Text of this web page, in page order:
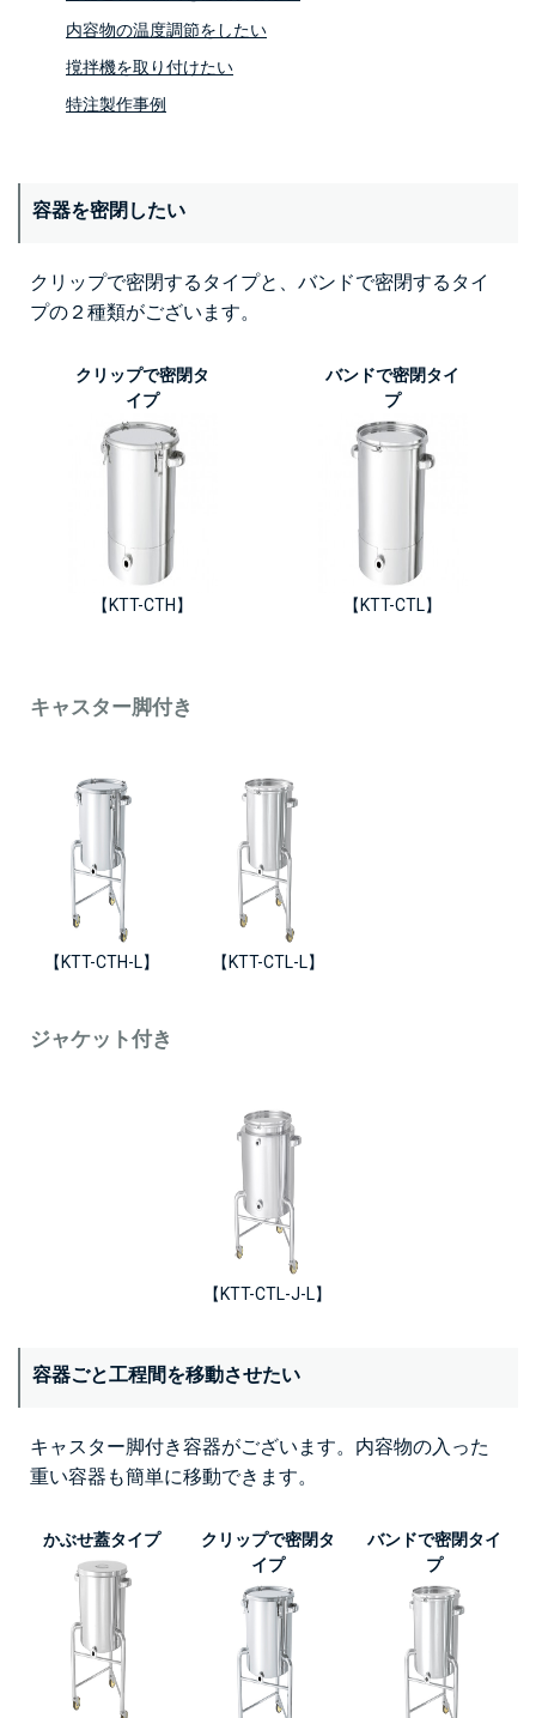
内容物の温度調節をしたい
撹拌機を取り付けたい
特注製作事例
容器を密閉したい
クリップで密閉するタイプと、バンドで密閉するタイ
プの２種類がございます。
クリップで密閉タ
イプ
【KTT-CTH】
バンドで密閉タイ
プ
【KTT-CTL】
キャスター脚付き
【KTT-CTH-L】 【KTT-CTL-L】
ジャケット付き
【KTT-CTL-J-L】
容器ごと工程間を移動させたい
キャスター脚付き容器がございます。内容物の入った
重い容器も簡単に移動できます。
かぶせ蓋タイプ
クリップで密閉タ
イプ
バンドで密閉タイ
プ